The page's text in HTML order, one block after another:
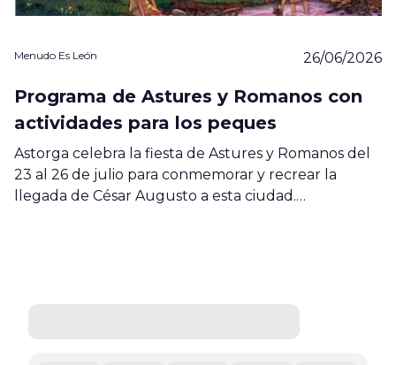
Menudo Es León 26/06/2026
Programa de Astures y Romanos con
actividades para los peques
Astorga celebra la fiesta de Astures y Romanos del
23 al 26 de julio para conmemorar y recrear la
llegada de César Augusto a esta ciudad.…